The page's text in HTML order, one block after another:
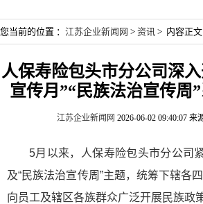
您当前的位置 ： 江苏企业新闻网 > 资讯 > 内容正文
人保寿险包头市分公司深
宣传月”“民族法治宣传周
江苏企业新闻网 2026-06-02 09:40:07 来
5月以来，人保寿险包头市分公司
及“民族法治宣传周”主题，统筹下辖各
向员工及辖区各族群众广泛开展民族政